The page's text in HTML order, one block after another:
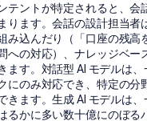
テントが特定されると、会
ります。会話の設計担当者
み込んだり（「口座の残高
への対応）、ナレッジベー
ます。対話型 AI モデルは
にのみ対応でき、特定の分
きます。生成 AI モデルは、
るかに多い数十億にのぼる